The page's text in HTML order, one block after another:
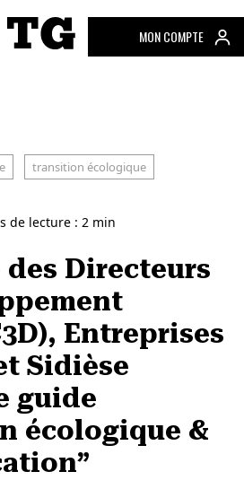
MON COMPTE
transition écologique
de lecture : 2 min
des Directeurs
Entreprises
Sidièse
guide
écologique &